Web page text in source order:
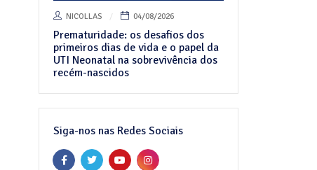
NICOLLAS 04/08/2026
Prematuridade: os desafios dos
primeiros dias de vida e o papel da
UTI Neonatal na sobrevivência dos
recém-nascidos
Siga-nos nas Redes Sociais